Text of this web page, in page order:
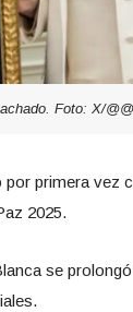
Foto: X/
por primera vez
2025.
se